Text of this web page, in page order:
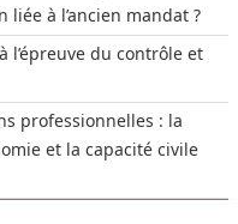
à l’ancien mandat ?
l’épreuve du contrôle et
professionnelles : la
et la capacité civile